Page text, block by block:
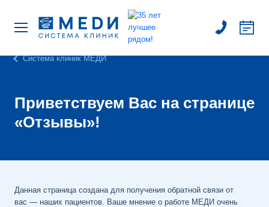
Система клиник МЕДИ
Приветствуем Вас на странице
«Отзывы»!
Данная страница создана для получения обратной связи от
вас — наших пациентов. Ваше мнение о работе МЕДИ очень